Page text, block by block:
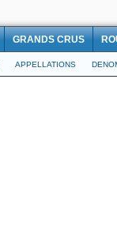
GRANDS CRUS
APPELLATIONS